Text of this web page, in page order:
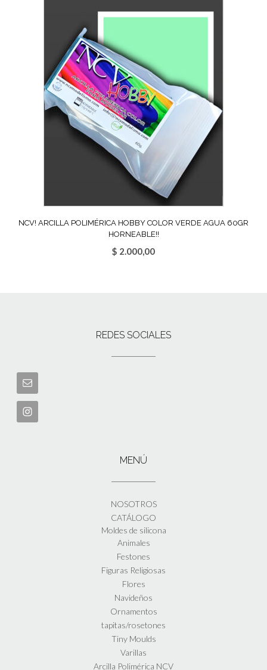
NCV! ARCILLA POLIMÉRICA HOBBY COLOR VERDE AGUA 60GR
HORNEABLE!!
$ 2.000,00
REDES SOCIALES
MENÚ
NOSOTROS
CATÁLOGO
Moldes de silicona
Animales
Festones
Figuras Religiosas
Flores
Navideños
Ornamentos
tapitas/rosetones
Tiny Moulds
Varillas
Arcilla Polimérica NCV